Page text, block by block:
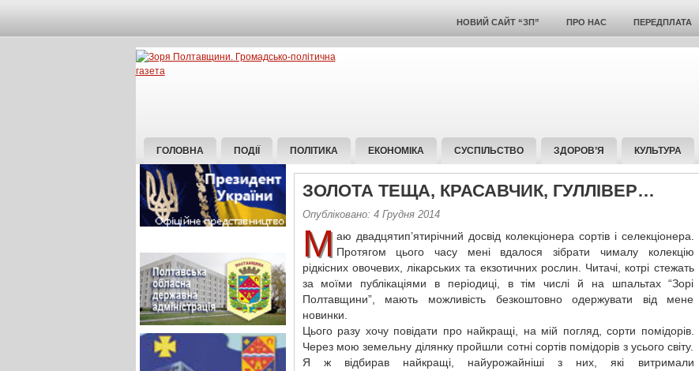
НОВИЙ САЙТ “ЗП” ПРО НАС ПЕРЕДПЛАТА
ГОЛОВНА ПОДІЇ ПОЛІТИКА ЕКОНОМІКА СУСПІЛЬСТВО ЗДОРОВ’Я КУЛЬТУРА
ЗОЛОТА ТЕЩА, КРАСАВЧИК, ГУЛЛІВЕР…
Опубліковано: 4 Грудня 2014
М аю двадцятип’ятирічний досвід колекціонера сортів і селекціонера.
Протягом цього часу мені вдалося зібрати чималу колекцію
рідкісних овочевих, лікарських та екзотичних рослин. Читачі, котрі стежать
за моїми публікаціями в періодиці, в тім числі й на шпальтах “Зорі
Полтавщини”, мають можливість безкоштовно одержувати від мене
новинки.
Цього разу хочу повідати про найкращі, на мій погляд, сорти помідорів.
Через мою земельну ділянку пройшли сотні сортів помідорів з усього світу.
Я ж відбирав найкращі, найурожайніші з них, які витримали